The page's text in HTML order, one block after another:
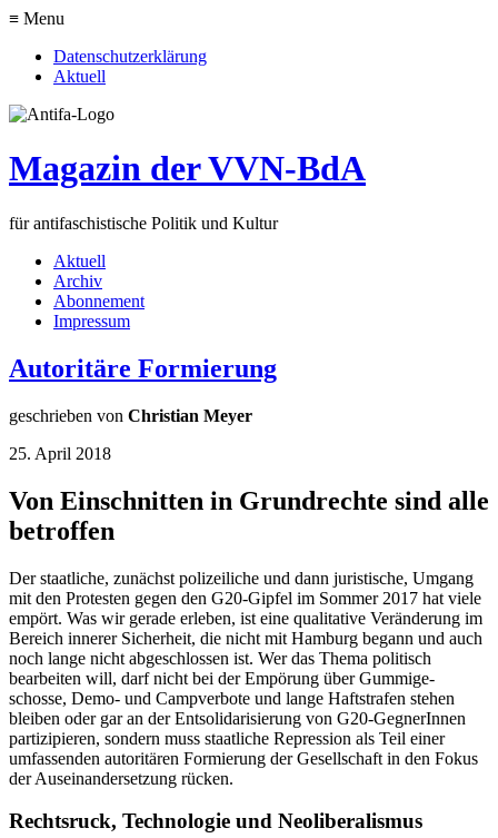
≡ Menu
Datenschutzerklärung
Aktuell
Magazin der VVN-BdA
für antifaschistische Politik und Kultur
Aktuell
Archiv
Abonnement
Impressum
Autoritäre Formierung
geschrieben von Christian Meyer
25. April 2018
Von Einschnitten in Grundrechte sind alle
betroffen
Der staatliche, zunächst polizeiliche und dann juristische, Umgang
mit den Protesten gegen den G20-Gipfel im Sommer 2017 hat viele
empört. Was wir gerade erleben, ist eine qualitative Veränderung im
Bereich innerer Sicherheit, die nicht mit Hamburg begann und auch
noch lange nicht abgeschlossen ist. Wer das Thema politisch
bearbeiten will, darf nicht bei der Empörung über Gummige-
schosse, Demo- und Campverbote und lange Haftstrafen stehen
bleiben oder gar an der Entsolidarisierung von G20-GegnerInnen
partizipieren, sondern muss staatliche Repression als Teil einer
umfassenden autoritären Formierung der Gesellschaft in den Fokus
der Auseinandersetzung rücken.
Rechtsruck, Technologie und Neoliberalismus